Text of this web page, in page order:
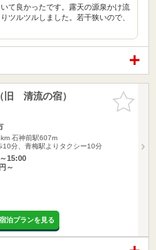
て良かったです。露天の源泉かけ流
ツルツルしました。若干狭いので、
お気に入
りに追加
旧 清流の宿）
石神前駅607m
10分、青梅駅よりタクシー10分
15:00
～
泊プランを見る